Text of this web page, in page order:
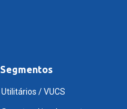
Segmentos
Utilitários / VUCS